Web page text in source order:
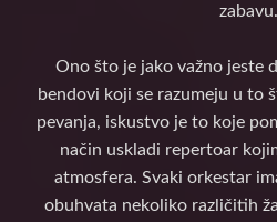
zabavu.
Ono što je jako važno jeste
bendovi koji se razumeju u to
pevanja, iskustvo je to koje
način uskladi repertoar
atmosfera. Svaki orkestar
obuhvata nekoliko različitih